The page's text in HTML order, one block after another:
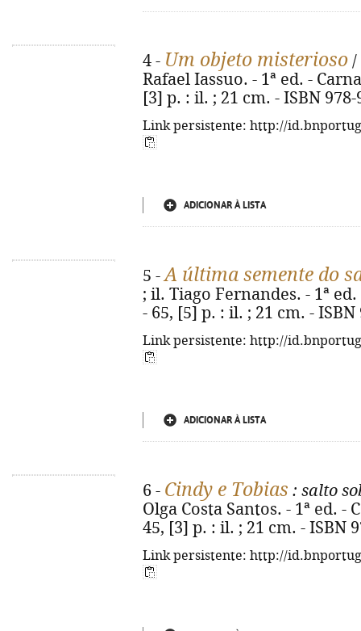
4 - Um objeto misterioso /
Rafael Iassuo. - 1ª ed. -
[3] p. : il. ; 21 cm. - ISBN 978-
Link persistente: http://
ADICIONAR À LISTA
5 -A última semente do
; il. Tiago Fernandes. - 1ª
- 65, [5] p. : il. ; 21 cm. - ISBN
Link persistente: http://
ADICIONAR À LISTA
6 - Cindy e Tobias : salto
Olga Costa Santos. - 1ª ed.
45, [3] p. : il. ; 21 cm. - ISBN
Link persistente: http://